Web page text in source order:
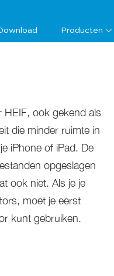
Producten
ook gekend als
die minder ruimte in
iPhone of iPad. De
opgeslagen
ook niet. Als je je
moet je eerst
kunt gebruiken.